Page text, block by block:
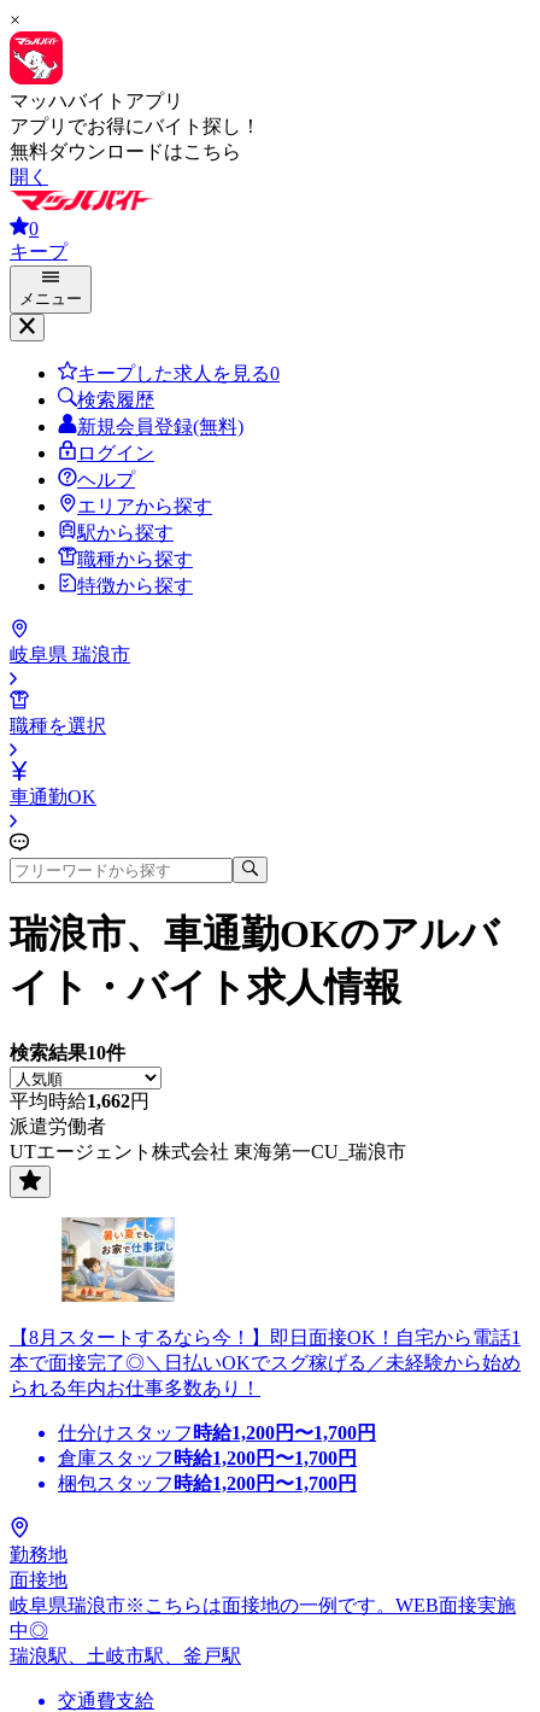
×
マッハバイトアプリ
アプリでお得にバイト探し！
無料ダウンロードはこちら
開く
0
キープ
メニュー
キープした求人を見る0
検索履歴
新規会員登録(無料)
ログイン
ヘルプ
エリアから探す
駅から探す
職種から探す
特徴から探す
岐阜県 瑞浪市
職種を選択
車通勤OK
瑞浪市、車通勤OKのアルバ
イト・バイト求人情報
検索結果10件
平均時給1,662円
派遣労働者
UTエージェント株式会社 東海第一CU_瑞浪市
【8月スタートするなら今！】即日面接OK！自宅から電話1
本で面接完了◎＼日払いOKでスグ稼げる／未経験から始め
られる年内お仕事多数あり！
仕分けスタッフ 時給1,200円〜1,700円
倉庫スタッフ 時給1,200円〜1,700円
梱包スタッフ 時給1,200円〜1,700円
勤務地
面接地
岐阜県瑞浪市※こちらは面接地の一例です。WEB面接実施
中◎
瑞浪駅、土岐市駅、釜戸駅
交通費支給